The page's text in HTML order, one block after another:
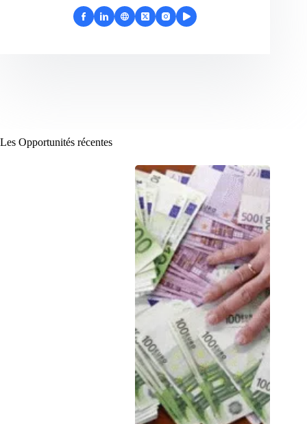
Les Opportunités récentes